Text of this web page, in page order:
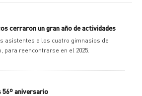
cerraron un gran año de actividades
asistentes a los cuatro gimnasios de
para reencontrarse en el 2025.
56º aniversario